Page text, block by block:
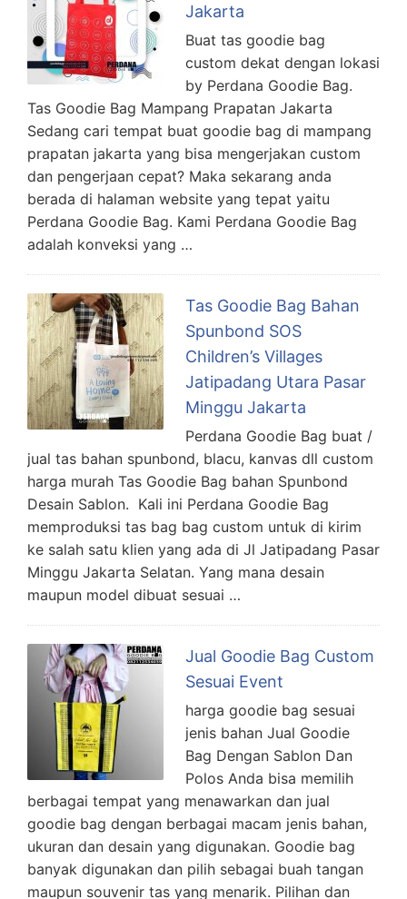
Jakarta
Buat tas goodie bag
custom dekat dengan lokasi
by Perdana Goodie Bag.
Tas Goodie Bag Mampang Prapatan Jakarta
Sedang cari tempat buat goodie bag di mampang
prapatan jakarta yang bisa mengerjakan custom
dan pengerjaan cepat? Maka sekarang anda
berada di halaman website yang tepat yaitu
Perdana Goodie Bag. Kami Perdana Goodie Bag
adalah konveksi yang …
Tas Goodie Bag Bahan
Spunbond SOS
Children’s Villages
Jatipadang Utara Pasar
Minggu Jakarta
Perdana Goodie Bag buat /
jual tas bahan spunbond, blacu, kanvas dll custom
harga murah Tas Goodie Bag bahan Spunbond
Desain Sablon. Kali ini Perdana Goodie Bag
memproduksi tas bag bag custom untuk di kirim
ke salah satu klien yang ada di Jl Jatipadang Pasar
Minggu Jakarta Selatan. Yang mana desain
maupun model dibuat sesuai …
Jual Goodie Bag Custom
Sesuai Event
harga goodie bag sesuai
jenis bahan Jual Goodie
Bag Dengan Sablon Dan
Polos Anda bisa memilih
berbagai tempat yang menawarkan dan jual
goodie bag dengan berbagai macam jenis bahan,
ukuran dan desain yang digunakan. Goodie bag
banyak digunakan dan pilih sebagai buah tangan
maupun souvenir tas yang menarik. Pilihan dan